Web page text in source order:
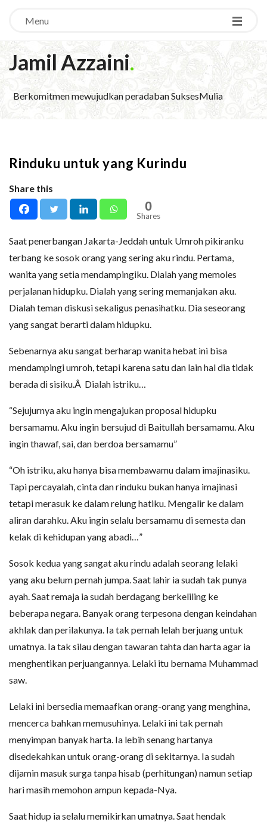
Menu
Jamil Azzaini.
Berkomitmen mewujudkan peradaban SuksesMulia
Rinduku untuk yang Kurindu
Share this
0
Shares
Saat penerbangan Jakarta-Jeddah untuk Umroh pikiranku
terbang ke sosok orang yang sering aku rindu. Pertama,
wanita yang setia mendampingiku. Dialah yang memoles
perjalanan hidupku. Dialah yang sering memanjakan aku.
Dialah teman diskusi sekaligus penasihatku. Dia seseorang
yang sangat berarti dalam hidupku.
Sebenarnya aku sangat berharap wanita hebat ini bisa
mendampingi umroh, tetapi karena satu dan lain hal dia tidak
berada di sisiku.Â Dialah istriku…
“Sejujurnya aku ingin mengajukan proposal hidupku
bersamamu. Aku ingin bersujud di Baitullah bersamamu. Aku
ingin thawaf, sai, dan berdoa bersamamu”
“Oh istriku, aku hanya bisa membawamu dalam imajinasiku.
Tapi percayalah, cinta dan rinduku bukan hanya imajinasi
tetapi merasuk ke dalam relung hatiku. Mengalir ke dalam
aliran darahku. Aku ingin selalu bersamamu di semesta dan
kelak di kehidupan yang abadi…”
Sosok kedua yang sangat aku rindu adalah seorang lelaki
yang aku belum pernah jumpa. Saat lahir ia sudah tak punya
ayah. Saat remaja ia sudah berdagang berkeliling ke
beberapa negara. Banyak orang terpesona dengan keindahan
akhlak dan perilakunya. Ia tak pernah lelah berjuang untuk
umatnya. Ia tak silau dengan tawaran tahta dan harta agar ia
menghentikan perjuangannya. Lelaki itu bernama Muhammad
saw.
Lelaki ini bersedia memaafkan orang-orang yang menghina,
mencerca bahkan memusuhinya. Lelaki ini tak pernah
menyimpan banyak harta. Ia lebih senang hartanya
disedekahkan untuk orang-orang di sekitarnya. Ia sudah
dijamin masuk surga tanpa hisab (perhitungan) namun setiap
hari masih memohon ampun kepada-Nya.
Saat hidup ia selalu memikirkan umatnya. Saat hendak